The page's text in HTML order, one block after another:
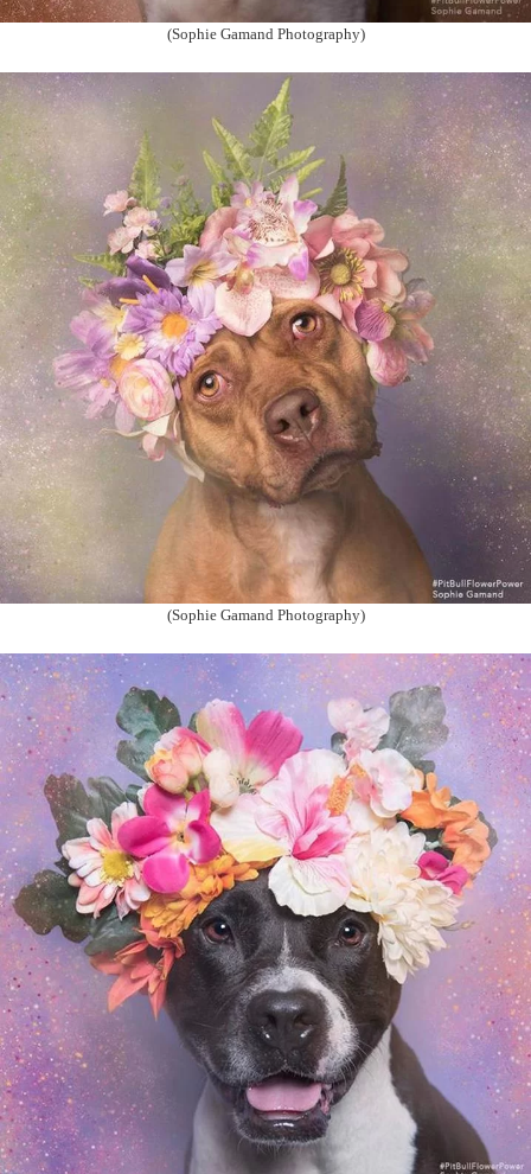
(Sophie Gamand Photography)
(Sophie Gamand Photography)